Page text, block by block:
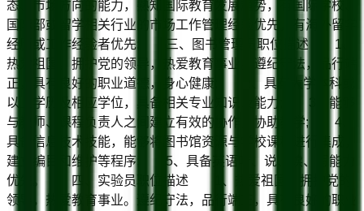
态、市场方向的能力，熟知国际教育发展趋势，有国际学校、
国际部或留学相关行业的市场工作管理经验优先，有海外留学
经历或工作经验者优先; 三、图书管理员职位描述 1、
热爱祖国，拥护党的领导，热爱教育事业。遵纪守法，品行端
正，具有良好的职业道德，身心健康; 2、具有大学本科或
以上学历及相应学位，具备相关专业知识及能力; 3、能够
与教师、课程负责人之间建立有效的协作，协助教学; 4、
具备信息技术技能，能够将图书馆资源与学校课程进行集成，
建立编目和维护等程序; 5、具备英语听、说、读、写能力
优先。 四、实验员职位描述 1、热爱祖国，拥护党的
领导，热爱教育事业。遵纪守法，品行端正，具有良好的职业